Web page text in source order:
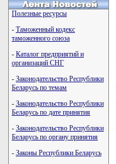
Полезные ресурсы
- Таможенный кодекс
таможенного союза
- Каталог предприятий и
организаций СНГ
- Законодательство Республики
Беларусь по темам
- Законодательство Республики
Беларусь по дате принятия
- Законодательство Республики
Беларусь по органу принятия
- Законы Республики Беларусь